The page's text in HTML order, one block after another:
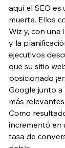
aquí el SEO es
muerte. Ellos
Wiz y, con una
y la
ejecutivos
que su sitio
posicionado
Google junto a
más
Como
incrementó en
tasa de